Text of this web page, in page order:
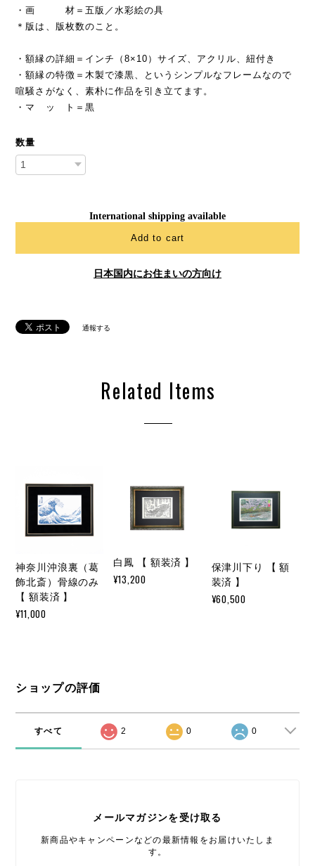
・画 材＝五版／水彩絵の具
＊版は、版枚数のこと。
・額縁の詳細＝インチ（8×10）サイズ、アクリル、紐付き
・額縁の特徴＝木製で漆黒、というシンプルなフレームなので
喧騒さがなく、素朴に作品を引き立てます。
・マ ッ ト＝黒
数量
International shipping available
Add to cart
日本国内にお住まいの方向け
通報する
Related Items
神奈川沖浪裏（葛
飾北斎）骨線のみ
【 額装済 】
¥11,000
白鳳 【 額装済 】
¥13,200
保津川下り 【 額
装済 】
¥60,500
ショップの評価
すべて 2 0 0
メールマガジンを受け取る
新商品やキャンペーンなどの最新情報をお届けいたしま
す。